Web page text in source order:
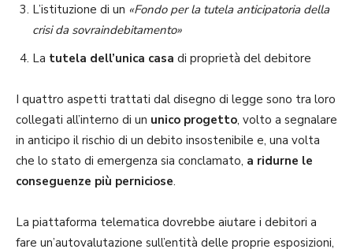
L’istituzione di un «Fondo per la tutela anticipatoria della
crisi da sovraindebitamento»
La tutela dell’unica casa di proprietà del debitore
I quattro aspetti trattati dal disegno di legge sono tra loro
collegati all’interno di un unico progetto, volto a segnalare
in anticipo il rischio di un debito insostenibile e, una volta
che lo stato di emergenza sia conclamato, a ridurne le
conseguenze più perniciose.
La piattaforma telematica dovrebbe aiutare i debitori a
fare un’autovalutazione sull’entità delle proprie esposizioni,